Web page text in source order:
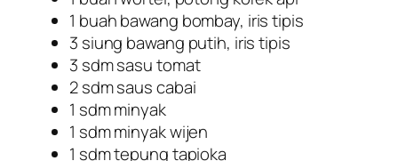
1 buah bawang bombay, iris tipis
3 siung bawang putih, iris tipis
3 sdm sasu tomat
2 sdm saus cabai
1 sdm minyak
1 sdm minyak wijen
1 sdm tepung tapioka